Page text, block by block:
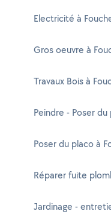
Electricité à
Gros oeuvre à
Travaux Bois à
Peindre - Poser
Poser du placo à
Réparer fuite
Jardinage -